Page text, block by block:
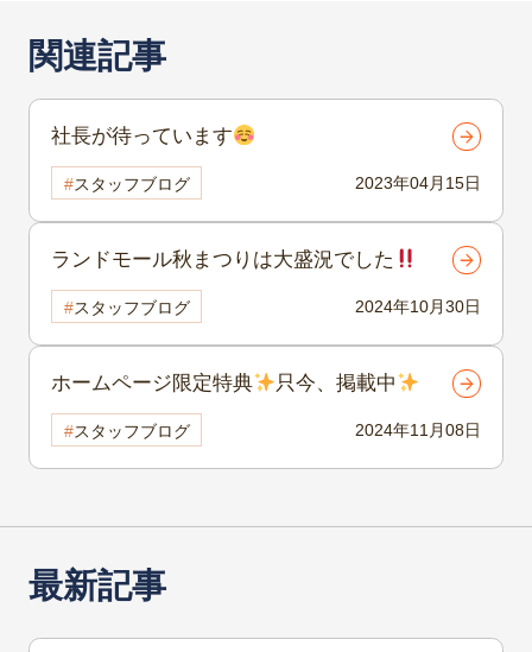
最新記事
関連記事
2023年04月15日
社長が待っています
スタッフブログ
2024年10月30日
ランドモール秋まつりは大盛況でした
スタッフブログ
2024年11月08日
ホームページ限定特典 只今、掲載中
スタッフブログ